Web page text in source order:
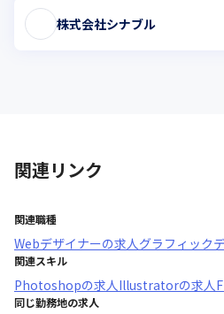
株式会社シナブル
関連リンク
関連職種
Webデザイナーの求人グラフィック
関連スキル
Photoshopの求人Illustratorの求人
同じ勤務地の求人